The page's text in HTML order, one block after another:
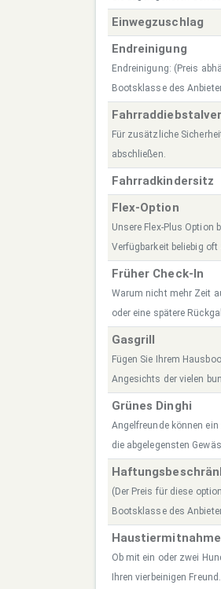
Einwegzuschlag
Endreinigung
Endreinigung: (Preis
Bootsklasse des
Für zusätzliche
abschließen.
Fahrradkindersitz
Flex-Option
Unsere Flex-Plus Option
Verfügbarkeit beliebig
Früher Check-In
Warum nicht mehr Zeit
oder eine spätere
Gasgrill
Fügen Sie Ihrem
Angesichts der vielen
Grünes Dinghi
Angelfreunde können
die abgelegensten
(Der Preis für diese
Bootsklasse des
Haustiermitnahme
Ob mit ein oder zwei
Ihren vierbeinigen